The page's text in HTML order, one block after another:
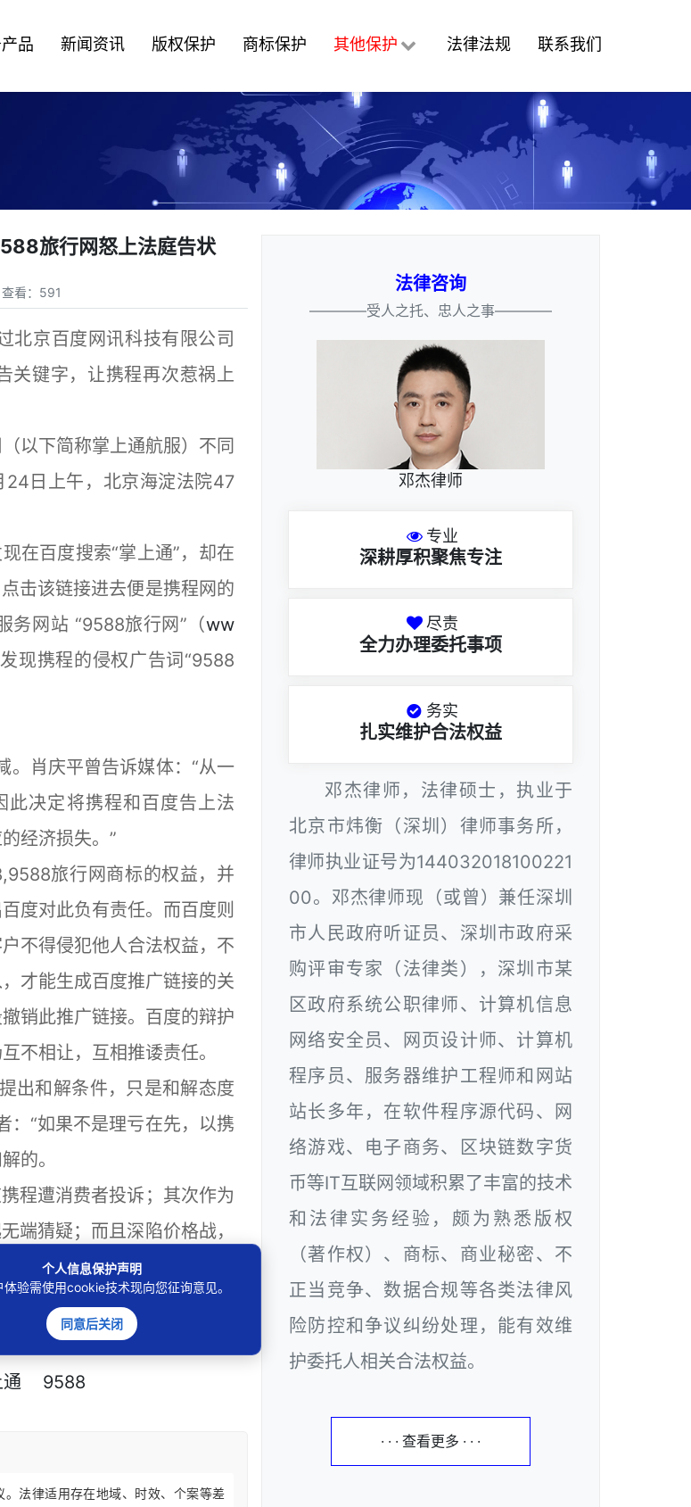
品 新闻资讯 版权保护 商标保护 其他保护 法律法规 联系我们
旅行网怒上法庭告状
查看： 591
京百度网讯科技有限公司
关键字，让携程再次惹祸上
以下简称掌上通航服）不同
日上午，北京海淀法院47
百度搜索“掌上通”，却在
击该链接进去便是携程网的
务网站 “9588旅行网”（ww
现携程的侵权广告词“9588
肖庆平曾告诉媒体：“从一
决定将携程和百度告上法
经济损失。”
旅行网商标的权益，并
度对此负有责任。而百度则
不得侵犯他人合法权益，不
才能生成百度推广链接的关
销此推广链接。百度的辩护
不相让，互相推诿责任。
和解条件，只是和解态度
：“如果不是理亏在先，以携
的。
程遭消费者投诉；其次作为
端猜疑；而且深陷价格战，
被诉至法庭。携程到底进入
通 9588
法律适用存在地域、时效、个案等差
法律咨询
————受人之托、忠人之事————
邓杰律师
专业
深耕厚积聚焦专注
尽责
全力办理委托事项
务实
扎实维护合法权益
邓杰律师，法律硕士，执业于
北京市炜衡（深圳）律师事务所，
律师执业证号为144032018100221
00。邓杰律师现（或曾）兼任深圳
市人民政府听证员、深圳市政府采
购评审专家（法律类），深圳市某
区政府系统公职律师、计算机信息
网络安全员、网页设计师、计算机
程序员、服务器维护工程师和网站
站长多年，在软件程序源代码、网
络游戏、电子商务、区块链数字货
币等IT互联网领域积累了丰富的技术
和法律实务经验，颇为熟悉版权
（著作权）、商标、商业秘密、不
正当竞争、数据合规等各类法律风
险防控和争议纠纷处理，能有效维
护委托人相关合法权益。
· · · 查看更多 · · ·
个人信息保护声明
体验需使用cookie技术现向您征询意见。
同意后关闭